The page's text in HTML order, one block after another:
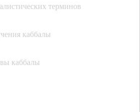
терминов
каббалы
каббалы